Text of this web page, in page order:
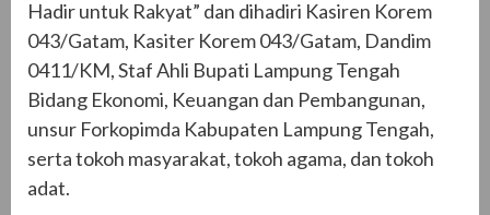
Hadir untuk Rakyat” dan dihadiri Kasiren Korem
043/Gatam, Kasiter Korem 043/Gatam, Dandim
0411/KM, Staf Ahli Bupati Lampung Tengah
Bidang Ekonomi, Keuangan dan Pembangunan,
unsur Forkopimda Kabupaten Lampung Tengah,
serta tokoh masyarakat, tokoh agama, dan tokoh
adat.